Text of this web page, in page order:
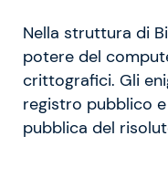
Nella struttura di
potere del
crittografici. Gli
registro pubblico
pubblica del